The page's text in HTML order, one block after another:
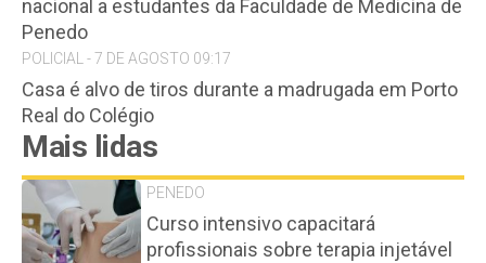
nacional a estudantes da Faculdade de Medicina de
Penedo
POLICIAL - 7 DE AGOSTO 09:17
Casa é alvo de tiros durante a madrugada em Porto
Real do Colégio
Mais lidas
PENEDO
Curso intensivo capacitará
profissionais sobre terapia injetável